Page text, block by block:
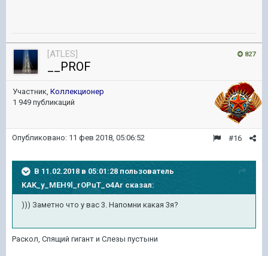
827
[ATLES]
__PROF
Участник, Коллекционер
1 949 публикаций
#16
Опубликовано: 11 фев 2018, 05:06:52
В 11.02.2018 в 05:01:28 пользователь
KAK_y_MEH9l_rOPuT_o4Ar сказал:
))) Заметно что у вас 3. Напомни какая 3я?
Раскол, Спящий гигант и Слезы пустыни